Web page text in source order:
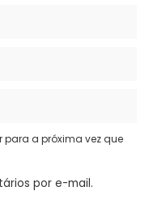
a próxima vez que
por e-mail.